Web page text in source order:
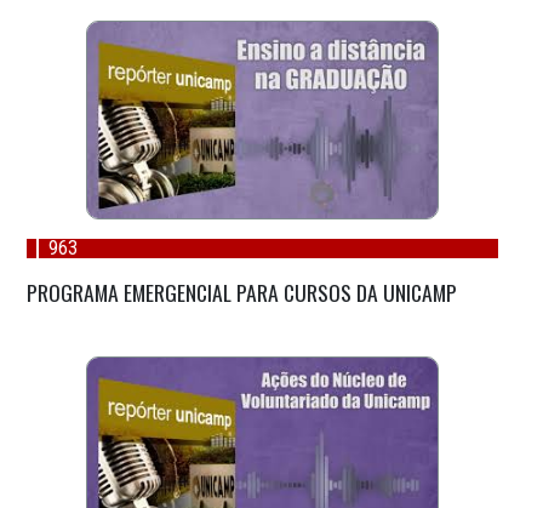
963
PROGRAMA EMERGENCIAL PARA CURSOS DA UNICAMP